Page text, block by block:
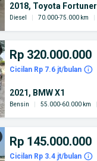
2018, Toyota Fortuner
Diesel 70.000-75.000 km
Rp 320.000.000
Cicilan Rp 7.6 jt/bulan
2021, BMW X1
Bensin 55.000-60.000 km
Rp 145.000.000
Cicilan Rp 3.4 jt/bulan